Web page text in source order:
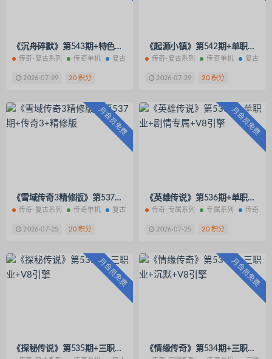
《沉舟碎默》第543期+特色三职业+V8引擎
传奇-复古系列 传奇单机 复古系列
2026-07-29 20 积分
《起源小镇》第542期+单职业超变+V8引擎
传奇-复古系列 传奇单机 复古系
2026-07-29 20 积分
月会员免费
《雪域传奇3精修版》第537期+传奇3+精修版
传奇-复古系列 传奇单机 复古系列
2026-07-25 20 积分
月会员免费
《英雄传说》第536期+单职业+剧情专属+V8引擎
传奇-专属系列 专属系列 传奇单
2026-07-25 20 积分
月会员免费
《探秘传说》第535期+三职业+V8引擎
月会员免费
《情缘传奇》第534期+三职业+沉默+V8引擎